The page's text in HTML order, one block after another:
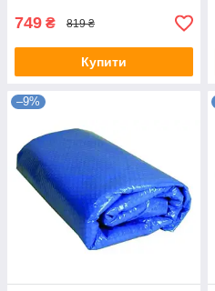
749 ₴ 819 ₴
Купити
–9%